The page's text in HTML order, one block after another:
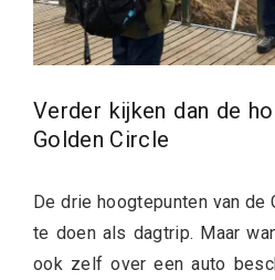
Verder kijken dan de
Golden Circle
De drie hoogtepunten van de
te doen als dagtrip. Maar
ook zelf over een auto